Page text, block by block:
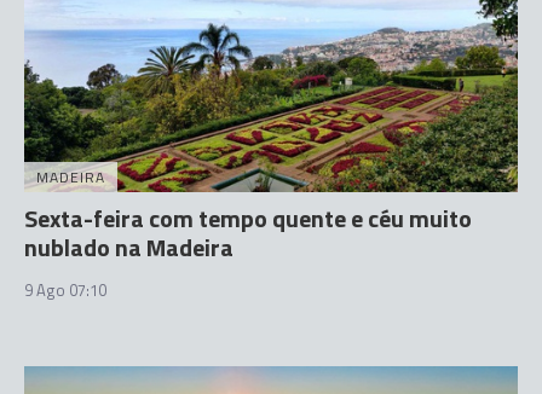
MADEIRA
Sexta-feira com tempo quente e céu muito
nublado na Madeira
9 Ago 07:10